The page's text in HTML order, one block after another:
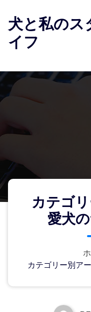
ス
ッ
犬と私のス
イフ
カテゴ
愛犬
カテゴリー別ア
お留守番用